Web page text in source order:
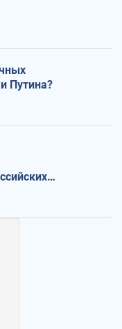
Путина?